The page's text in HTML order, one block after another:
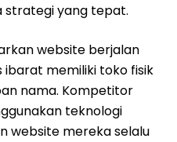
strategi yang tepat.
website berjalan
memiliki toko fisik
nama. Kompetitor
teknologi
website mereka selalu